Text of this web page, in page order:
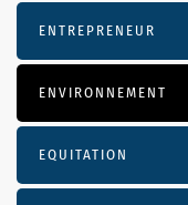
ENTREPRENEUR
ENVIRONNEMENT
EQUITATION